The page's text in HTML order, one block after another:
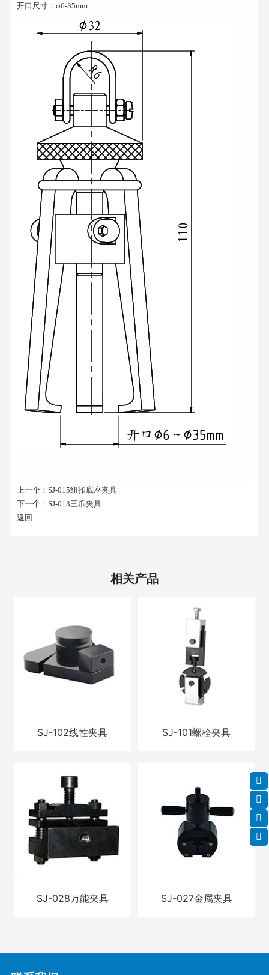
开口尺寸：φ6-35mm
上一个： SJ-015纽扣底座夹具
下一个： SJ-013三爪夹具
返回
相关产品
SJ-102线性夹具 SJ-101螺栓夹具
SJ-028万能夹具 SJ-027金属夹具